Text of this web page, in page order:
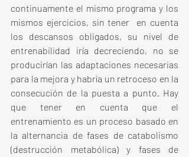
continuamente el mismo programa y los
mismos ejercicios, sin tener  en cuenta
los descansos obligados, su nivel de
entrenabilidad iría decreciendo, no se
producirían las adaptaciones necesarias
para la mejora y habría un retroceso en la
consecución de la puesta a punto. Hay
que tener en cuenta que el
entrenamiento es un proceso basado en
la alternancia de fases de catabolismo
(destrucción metabólica) y fases de